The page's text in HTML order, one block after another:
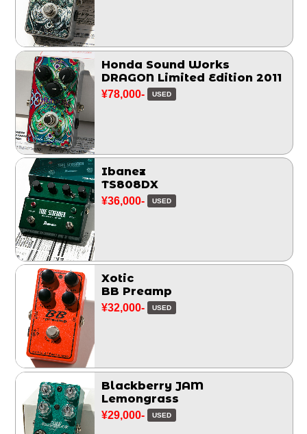
Honda Sound Works
DRAGON Limited Edition 2011
¥78,000- USED
Ibanez
TS808DX
¥36,000- USED
Xotic
BB Preamp
¥32,000- USED
Blackberry JAM
Lemongrass
¥29,000- USED